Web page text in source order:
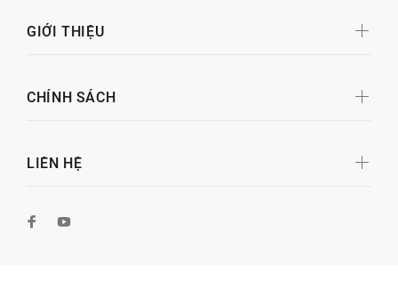
GIỚI THIỆU
CHÍNH SÁCH
LIÊN HỆ